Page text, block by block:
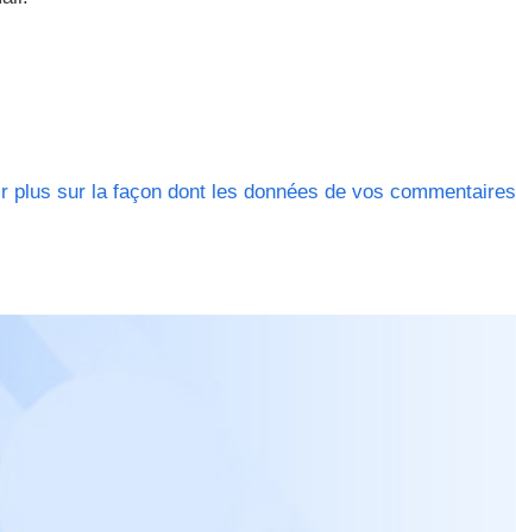
plus sur la façon dont les données de vos commentaires